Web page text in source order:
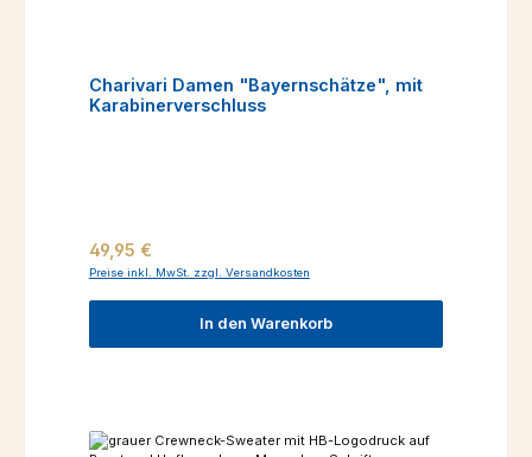
Charivari Damen "Bayernschätze", mit
Karabinerverschluss
Regulärer Preis:
49,95 €
Preise inkl. MwSt. zzgl. Versandkosten
In den Warenkorb